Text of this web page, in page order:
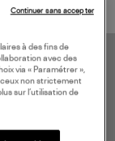
à des fins de
avec des
via « Paramétrer »,
ceux non strictement
sur l’utilisation de
Continuer sans accepter